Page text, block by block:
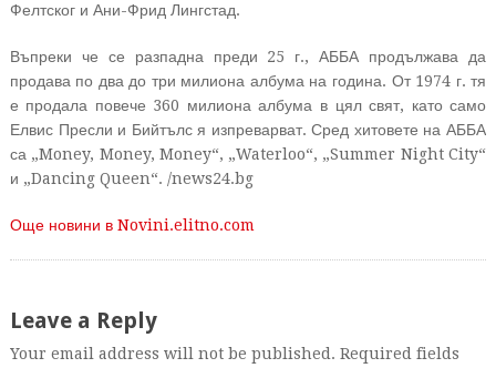
Фелтског и Ани-Фрид Лингстад.
Въпреки че се разпадна преди 25 г., АББА продължава да
продава по два до три милиона албума на година. От 1974 г. тя
е продала повече 360 милиона албума в цял свят, като само
Елвис Пресли и Бийтълс я изпреварват. Сред хитовете на АББА
са „Money, Money, Money“, „Waterloo“, „Summer Night City“
и „Dancing Queen“. /news24.bg
Още новини в Novini.elitno.com
Leave a Reply
Your email address will not be published. Required fields